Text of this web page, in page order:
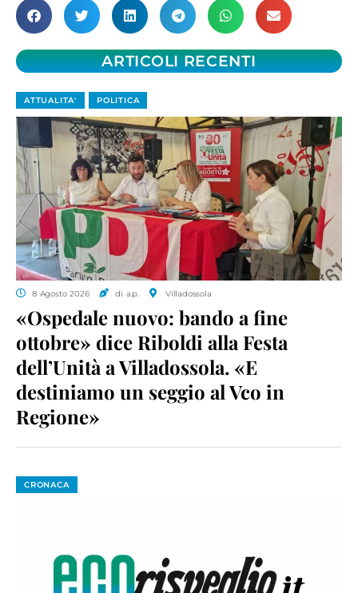
ARTICOLI RECENTI
ATTUALITA' POLITICA
8 Agosto 2026 di a.p. Villadossola
«Ospedale nuovo: bando a fine
ottobre» dice Riboldi alla Festa
dell’Unità a Villadossola. «E
destiniamo un seggio al Vco in
Regione»
CRONACA